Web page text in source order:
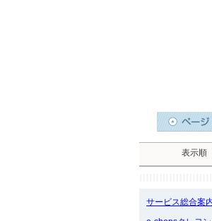
表示順
サービス総合案